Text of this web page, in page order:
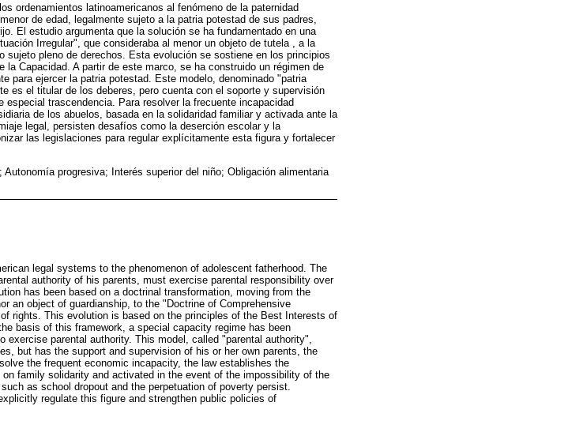
ordenamientos latinoamericanos al fenómeno de la paternidad
de edad, legalmente sujeto a la patria potestad de sus padres,
El estudio argumenta que la solución se ha fundamentado en una
Irregular", que consideraba al menor un objeto de tutela , a la
pleno de derechos. Esta evolución se sostiene en los principios
Capacidad. A partir de este marco, se ha construido un régimen de
para ejercer la patria potestad. Este modelo, denominado "patria
es el titular de los deberes, pero cuenta con el soporte y supervisión
trascendencia. Para resolver la frecuente incapacidad
de los abuelos, basada en la solidaridad familiar y activada ante la
legal, persisten desafíos como la deserción escolar y la
las legislaciones para regular explícitamente esta figura y fortalecer
progresiva; Interés superior del niño; Obligación alimentaria
legal systems to the phenomenon of adolescent fatherhood. The
authority of his parents, must exercise parental responsibility over
has been based on a doctrinal transformation, moving from the
an object of guardianship, to the "Doctrine of Comprehensive
rights. This evolution is based on the principles of the Best Interests of
basis of this framework, a special capacity regime has been
parental authority. This model, called "parental authority",
but has the support and supervision of his or her own parents, the
the frequent economic incapacity, the law establishes the
family solidarity and activated in the event of the impossibility of the
as school dropout and the perpetuation of poverty persist.
regulate this figure and strengthen public policies of